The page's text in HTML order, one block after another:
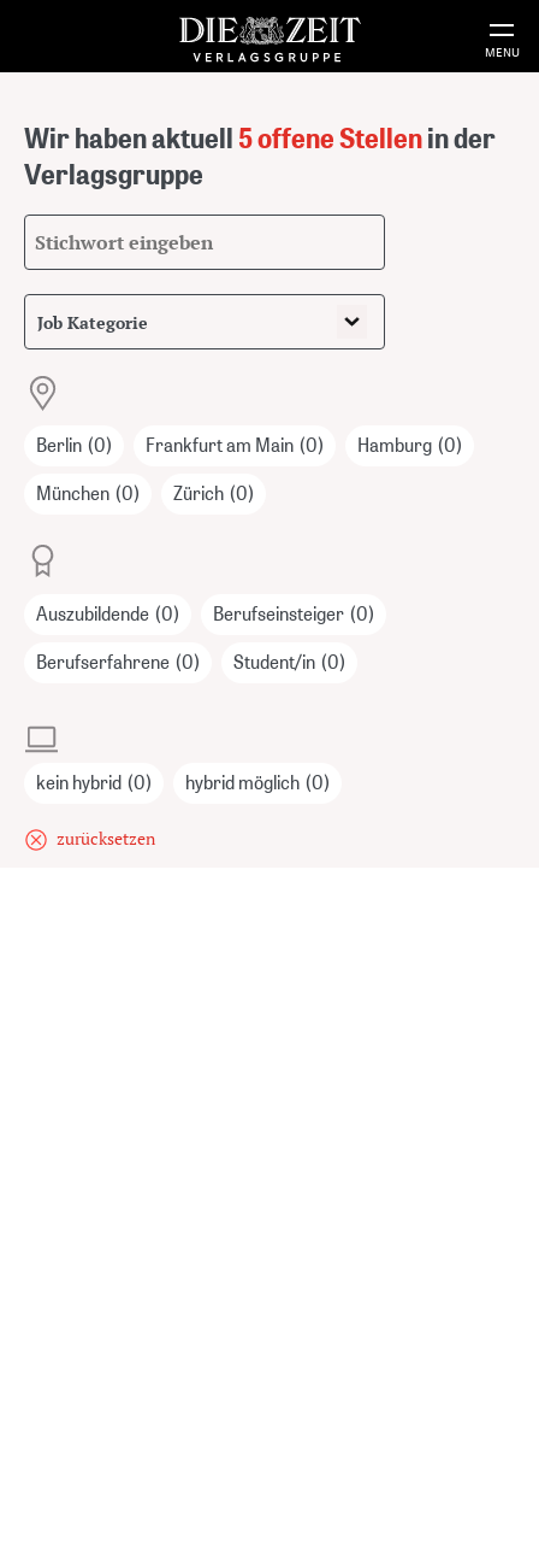
MENU
Wir haben aktuell 5 offene Stellen
Verlagsgruppe
Berlin (0) Frankfurt am Main (0) Hamburg (0)
München (0) Zürich (0)
Auszubildende (0) Berufseinsteiger (0)
Berufserfahrene (0) Student/in (0)
kein hybrid (0) hybrid möglich (0)
zurücksetzen